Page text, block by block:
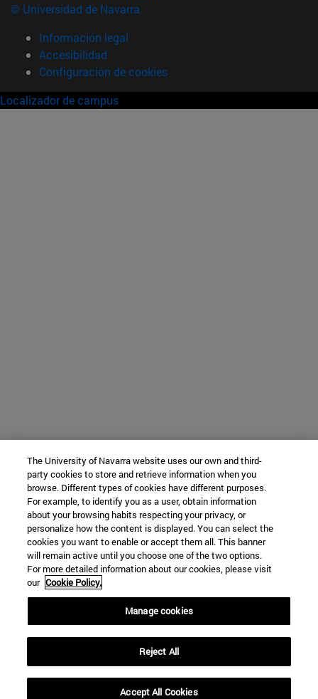
© Universidad de Navarra
Información legal
Accesibilidad
Configuración de cookies
Localizador de campus
The University of Navarra website uses our own and third-
party cookies to store and retrieve information when you
browse. Different types of cookies have different purposes.
For example, to identify you as a user, obtain information
about your browsing habits respecting your privacy, or
personalize how the content is displayed. You can select the
cookies you want to enable or accept them all. This banner
will remain active until you choose one of the two options.
For more detailed information about our cookies, please visit
our Cookie Policy.
Manage cookies
Reject All
Accept All Cookies